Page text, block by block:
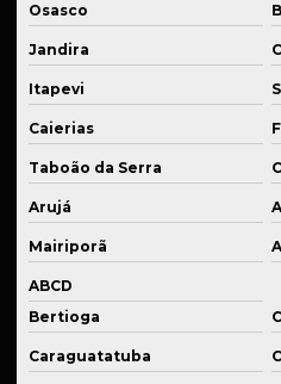
Solda de inox
Solda para manutenção de
Solda de peças em inox
Solda para setor automotivo
Soldagem em aço
Soldagem em alumínio
Soldagem em bronze
Soldagem em ferro
Osasco
Jandira
Itapevi
Caierias
Taboão da Serra
Arujá
Mairiporã
ABCD
Bertioga
Caraguatatuba